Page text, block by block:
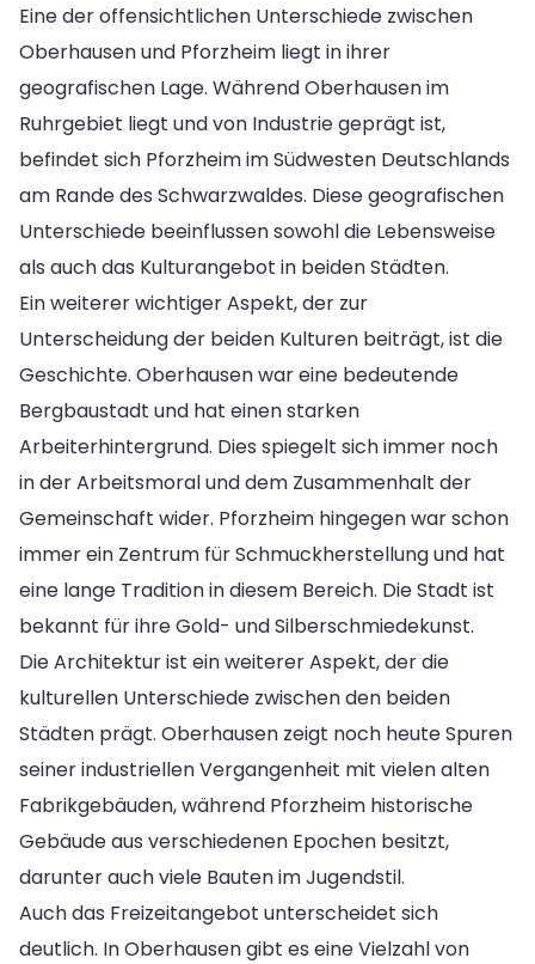
Eine der offensichtlichen Unterschiede zwischen
Oberhausen und Pforzheim liegt in ihrer
geografischen Lage. Während Oberhausen im
Ruhrgebiet liegt und von Industrie geprägt ist,
befindet sich Pforzheim im Südwesten Deutschlands
am Rande des Schwarzwaldes. Diese geografischen
Unterschiede beeinflussen sowohl die Lebensweise
als auch das Kulturangebot in beiden Städten.
Ein weiterer wichtiger Aspekt, der zur
Unterscheidung der beiden Kulturen beiträgt, ist die
Geschichte. Oberhausen war eine bedeutende
Bergbaustadt und hat einen starken
Arbeiterhintergrund. Dies spiegelt sich immer noch
in der Arbeitsmoral und dem Zusammenhalt der
Gemeinschaft wider. Pforzheim hingegen war schon
immer ein Zentrum für Schmuckherstellung und hat
eine lange Tradition in diesem Bereich. Die Stadt ist
bekannt für ihre Gold- und Silberschmiedekunst.
Die Architektur ist ein weiterer Aspekt, der die
kulturellen Unterschiede zwischen den beiden
Städten prägt. Oberhausen zeigt noch heute Spuren
seiner industriellen Vergangenheit mit vielen alten
Fabrikgebäuden, während Pforzheim historische
Gebäude aus verschiedenen Epochen besitzt,
darunter auch viele Bauten im Jugendstil.
Auch das Freizeitangebot unterscheidet sich
deutlich. In Oberhausen gibt es eine Vielzahl von